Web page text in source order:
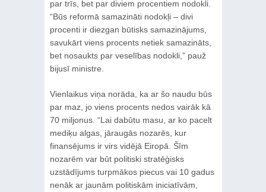
par trīs, bet par diviem procentiem nodokli.
“Būs reformā samazināti nodokļi – divi
procenti ir diezgan būtisks samazinājums,
savukārt viens procents netiek samazināts,
bet nosaukts par veselības nodokli,” pauž
bijusī ministre.
Vienlaikus viņa norāda, ka ar šo naudu būs
par maz, jo viens procents nedos vairāk kā
70 miljonus. “Lai dabūtu masu, ar ko pacelt
mediķu algas, jāraugās nozarēs, kur
finansējums ir virs vidējā Eiropā. Šīm
nozarēm var būt politiski stratēģisks
uzstādījums turpmākos piecus vai 10 gadus
nenāk ar jaunām politiskām iniciatīvām,